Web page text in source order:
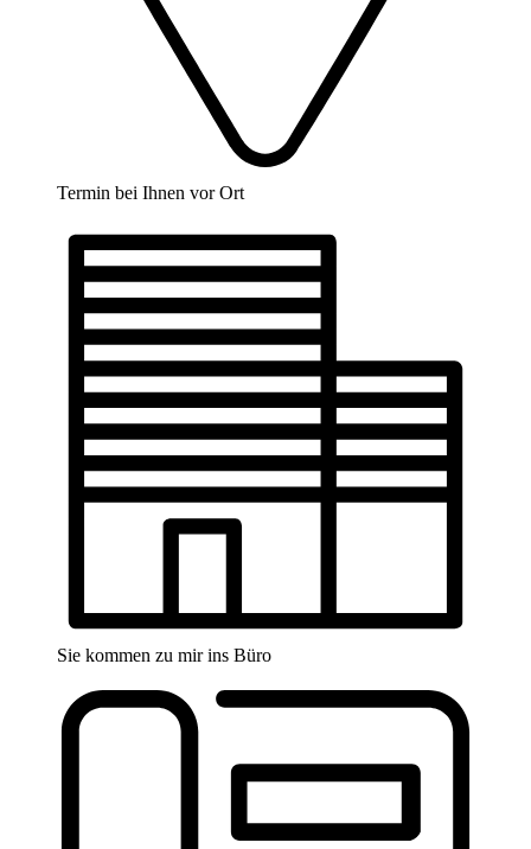
Termin bei Ihnen vor Ort
Sie kommen zu mir ins Büro